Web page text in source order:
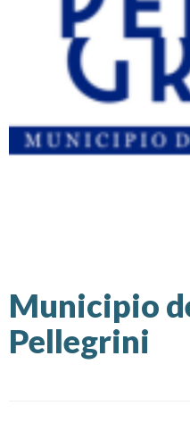
Municipio
Pellegrini